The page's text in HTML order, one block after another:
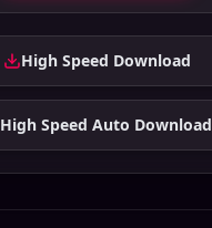
High Speed Download
High Speed Auto Download